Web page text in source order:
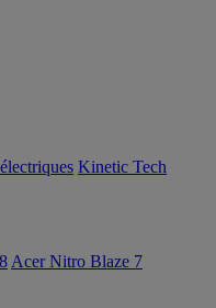
Kinetic Tech
Acer Nitro Blaze 7